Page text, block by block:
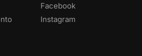
Facebook
Instagram